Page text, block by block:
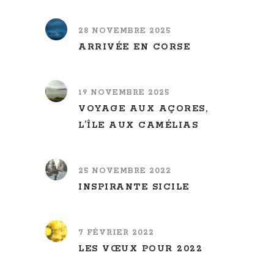
28 NOVEMBRE 2025
ARRIVÉE EN CORSE
19 NOVEMBRE 2025
VOYAGE AUX AÇORES,
L’ÎLE AUX CAMÉLIAS
25 NOVEMBRE 2022
INSPIRANTE SICILE
7 FÉVRIER 2022
LES VŒUX POUR 2022